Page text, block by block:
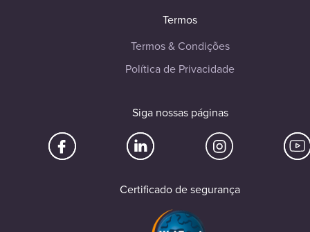
Termos
Termos & Condições
Política de Privacidade
Siga nossas páginas
Certificado de segurança